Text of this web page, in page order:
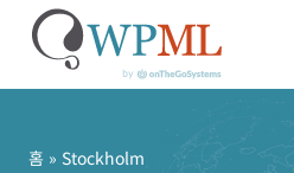
홈 » Stockholm